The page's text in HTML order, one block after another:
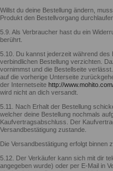
Willst du deine Bestellung ändern,
Produkt den Bestellvorgang
5.9. Als Verbraucher hast du ein
berührt.
5.10. Du kannst jederzeit während des
verbindlichen Bestellung verzichten.
vornimmst und die Bestellseite
auf die vorherige Unterseite
der Internetseite http://
wird nicht an dich versandt.
5.11. Nach Erhalt der Bestellung
welcher deine Bestellung nochmals
Kaufvertragsabschluss. Der
Versandbestätigung zustande.
Die Versandbestätigung erfolgt binnen
5.12. Der Verkäufer kann sich mit dir
angegeben wurde) oder per E-Mail in